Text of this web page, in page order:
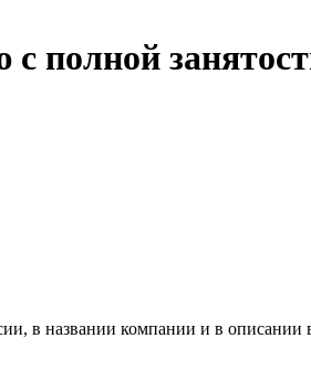
полной
в названии компании и в описании